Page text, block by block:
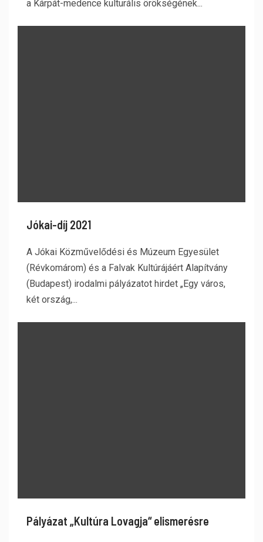
a Kárpát-medence kulturális örökségének...
Jókai-díj 2021
A Jókai Közművelődési és Múzeum Egyesület
(Révkomárom) és a Falvak Kultúrájáért Alapítvány
(Budapest) irodalmi pályázatot hirdet „Egy város,
két ország,...
Pályázat „Kultúra Lovagja“ elismerésre